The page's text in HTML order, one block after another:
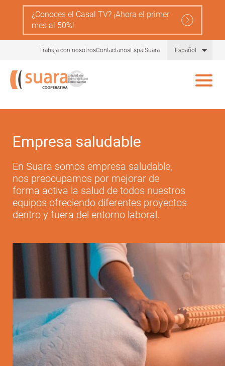
contenido
principal
¿Conoces el Casal TV? ¡Ahora el primer
mes al 50%!
Trabaja con nosotrosContactanosEspaiSuara Español
Empresa saludable
En Suara somos empresa saludable,
nos preocupamos por mejorar de
forma activa la salud de todos nuestros
equipos ofreciendo diferentes proyectos
dentro y fuera del entorno laboral.